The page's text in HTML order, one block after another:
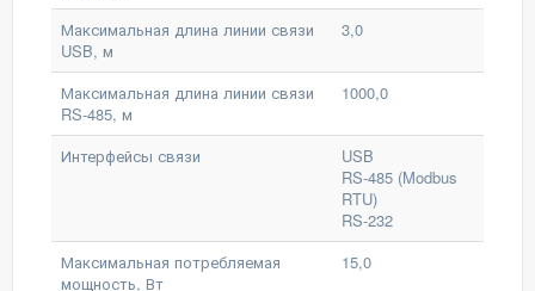
Максимальная длина линии связи
USB, м
3,0
Максимальная длина линии связи
RS-485, м
1000,0
Интерфейсы связи
USB
RS-485 (Modbus
RTU)
RS-232
Максимальная потребляемая
мощность, Вт
15,0